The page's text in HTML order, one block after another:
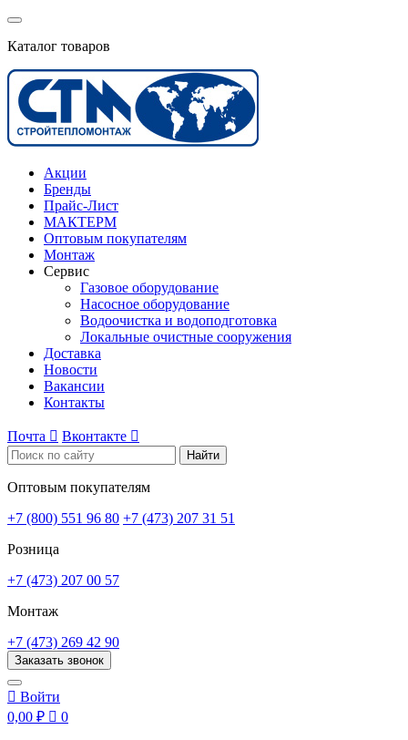
Каталог товаров
Акции
Бренды
Прайс-Лист
МАКТЕРМ
Оптовым покупателям
Монтаж
Сервис
Газовое оборудование
Насосное оборудование
Водоочистка и водоподготовка
Локальные очистные сооружения
Доставка
Новости
Вакансии
Контакты
Почта  Вконтакте 
Найти
Оптовым покупателям
+7 (800) 551 96 80 +7 (473) 207 31 51
Розница
+7 (473) 207 00 57
Монтаж
+7 (473) 269 42 90
Заказать звонок
 Войти
0,00 ₽  0